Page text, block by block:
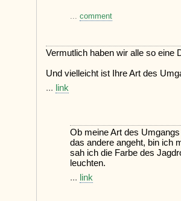
... comment
Vermutlich haben wir alle so eine
Und vielleicht ist Ihre Art des
... link
Ob meine Art des
das andere angeht, bin ich
sah ich die Farbe des
leuchten.
... link